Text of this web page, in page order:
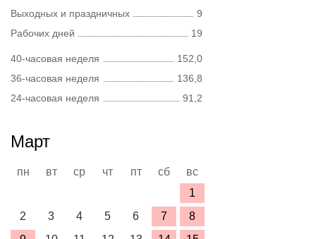
Выходных и праздничных
9
Рабочих дней
19
40-часовая неделя
152,0
36-часовая неделя
136,8
24-часовая неделя
91,2
Март
пн вт ср чт пт сб
вс
1
2
3 4 5 6 7
8